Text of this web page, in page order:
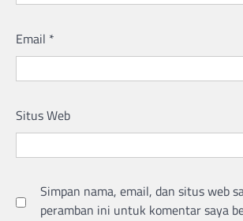
Email *
Situs Web
Simpan nama, email, dan situs web
peramban ini untuk komentar saya